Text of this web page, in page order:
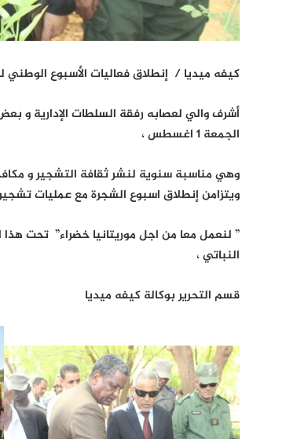
كيفه ميديا / إنطلاق فعاليات الأسبوع
أشرف والي لعصابه رفقة السلطات الإدارية و
الجمعة 1 اغسطس ،
وهي مناسبة سنوية لنشر ثقافة التشجير و
ويتزامن إنطلاق اسبوع الشجرة مع عمليات
” لنعمل معا من اجل موريتانيا خضراء” تحت
النباتي ،
قسم التحرير بوكالة كيفه ميديا